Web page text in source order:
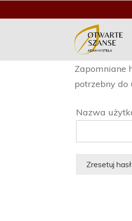
Zapomniane
potrzebny do
Nazwa
Zresetuj